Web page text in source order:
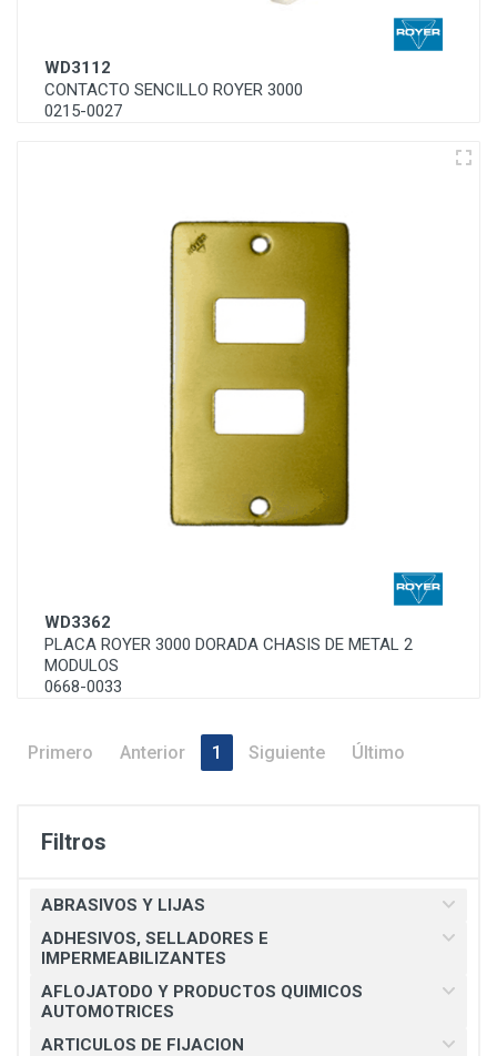
Filtros
ABRASIVOS Y LIJAS
ADHESIVOS, SELLADORES E
IMPERMEABILIZANTES
AFLOJATODO Y PRODUCTOS QUIMICOS
AUTOMOTRICES
ARTICULOS DE FIJACION
WD3112
CONTACTO SENCILLO ROYER 3000
0215-0027
WD3362
PLACA ROYER 3000 DORADA CHASIS DE METAL 2
MODULOS
0668-0033
Primero Anterior 1 Siguiente Último